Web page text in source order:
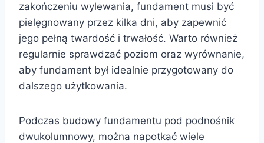
zakończeniu wylewania, fundament musi być
pielęgnowany przez kilka dni, aby zapewnić
jego pełną twardość i trwałość. Warto również
regularnie sprawdzać poziom oraz wyrównanie,
aby fundament był idealnie przygotowany do
dalszego użytkowania.
Podczas budowy fundamentu pod podnośnik
dwukolumnowy, można napotkać wiele